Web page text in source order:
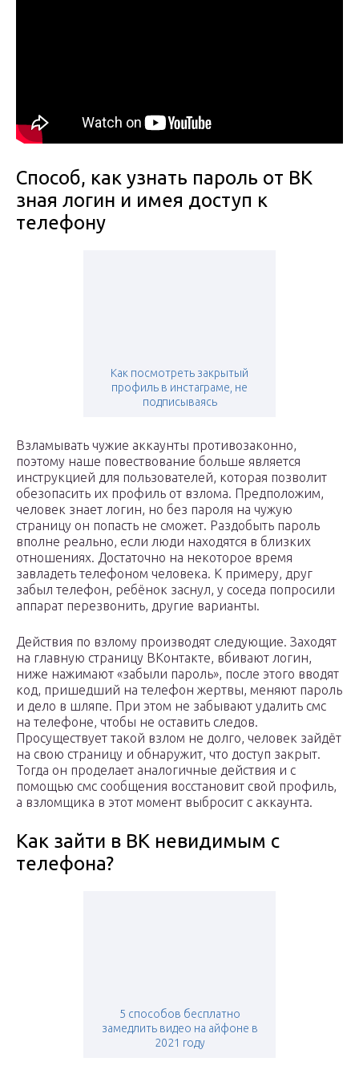
Способ, как узнать пароль от ВК
зная логин и имея доступ к
телефону
Как посмотреть закрытый
профиль в инстаграме, не
подписываясь
Взламывать чужие аккаунты противозаконно,
поэтому наше повествование больше является
инструкцией для пользователей, которая позволит
обезопасить их профиль от взлома. Предположим,
человек знает логин, но без пароля на чужую
страницу он попасть не сможет. Раздобыть пароль
вполне реально, если люди находятся в близких
отношениях. Достаточно на некоторое время
завладеть телефоном человека. К примеру, друг
забыл телефон, ребёнок заснул, у соседа попросили
аппарат перезвонить, другие варианты.
Действия по взлому производят следующие. Заходят
на главную страницу ВКонтакте, вбивают логин,
ниже нажимают «забыли пароль», после этого вводят
код, пришедший на телефон жертвы, меняют пароль
и дело в шляпе. При этом не забывают удалить смс
на телефоне, чтобы не оставить следов.
Просуществует такой взлом не долго, человек зайдёт
на свою страницу и обнаружит, что доступ закрыт.
Тогда он проделает аналогичные действия и с
помощью смс сообщения восстановит свой профиль,
а взломщика в этот момент выбросит с аккаунта.
Как зайти в ВК невидимым с
телефона?
5 способов бесплатно
замедлить видео на айфоне в
2021 году